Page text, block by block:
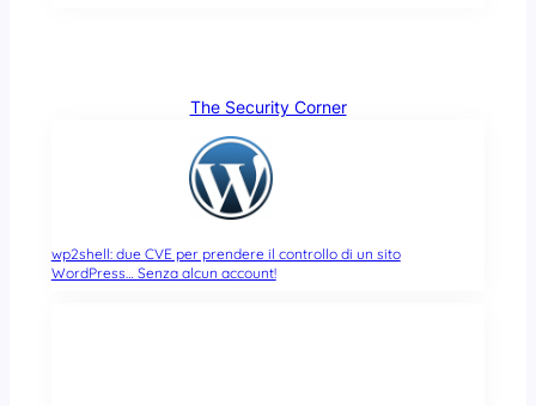
The Security Corner
wp2shell: due CVE per prendere il controllo di un sito
WordPress… Senza alcun account!